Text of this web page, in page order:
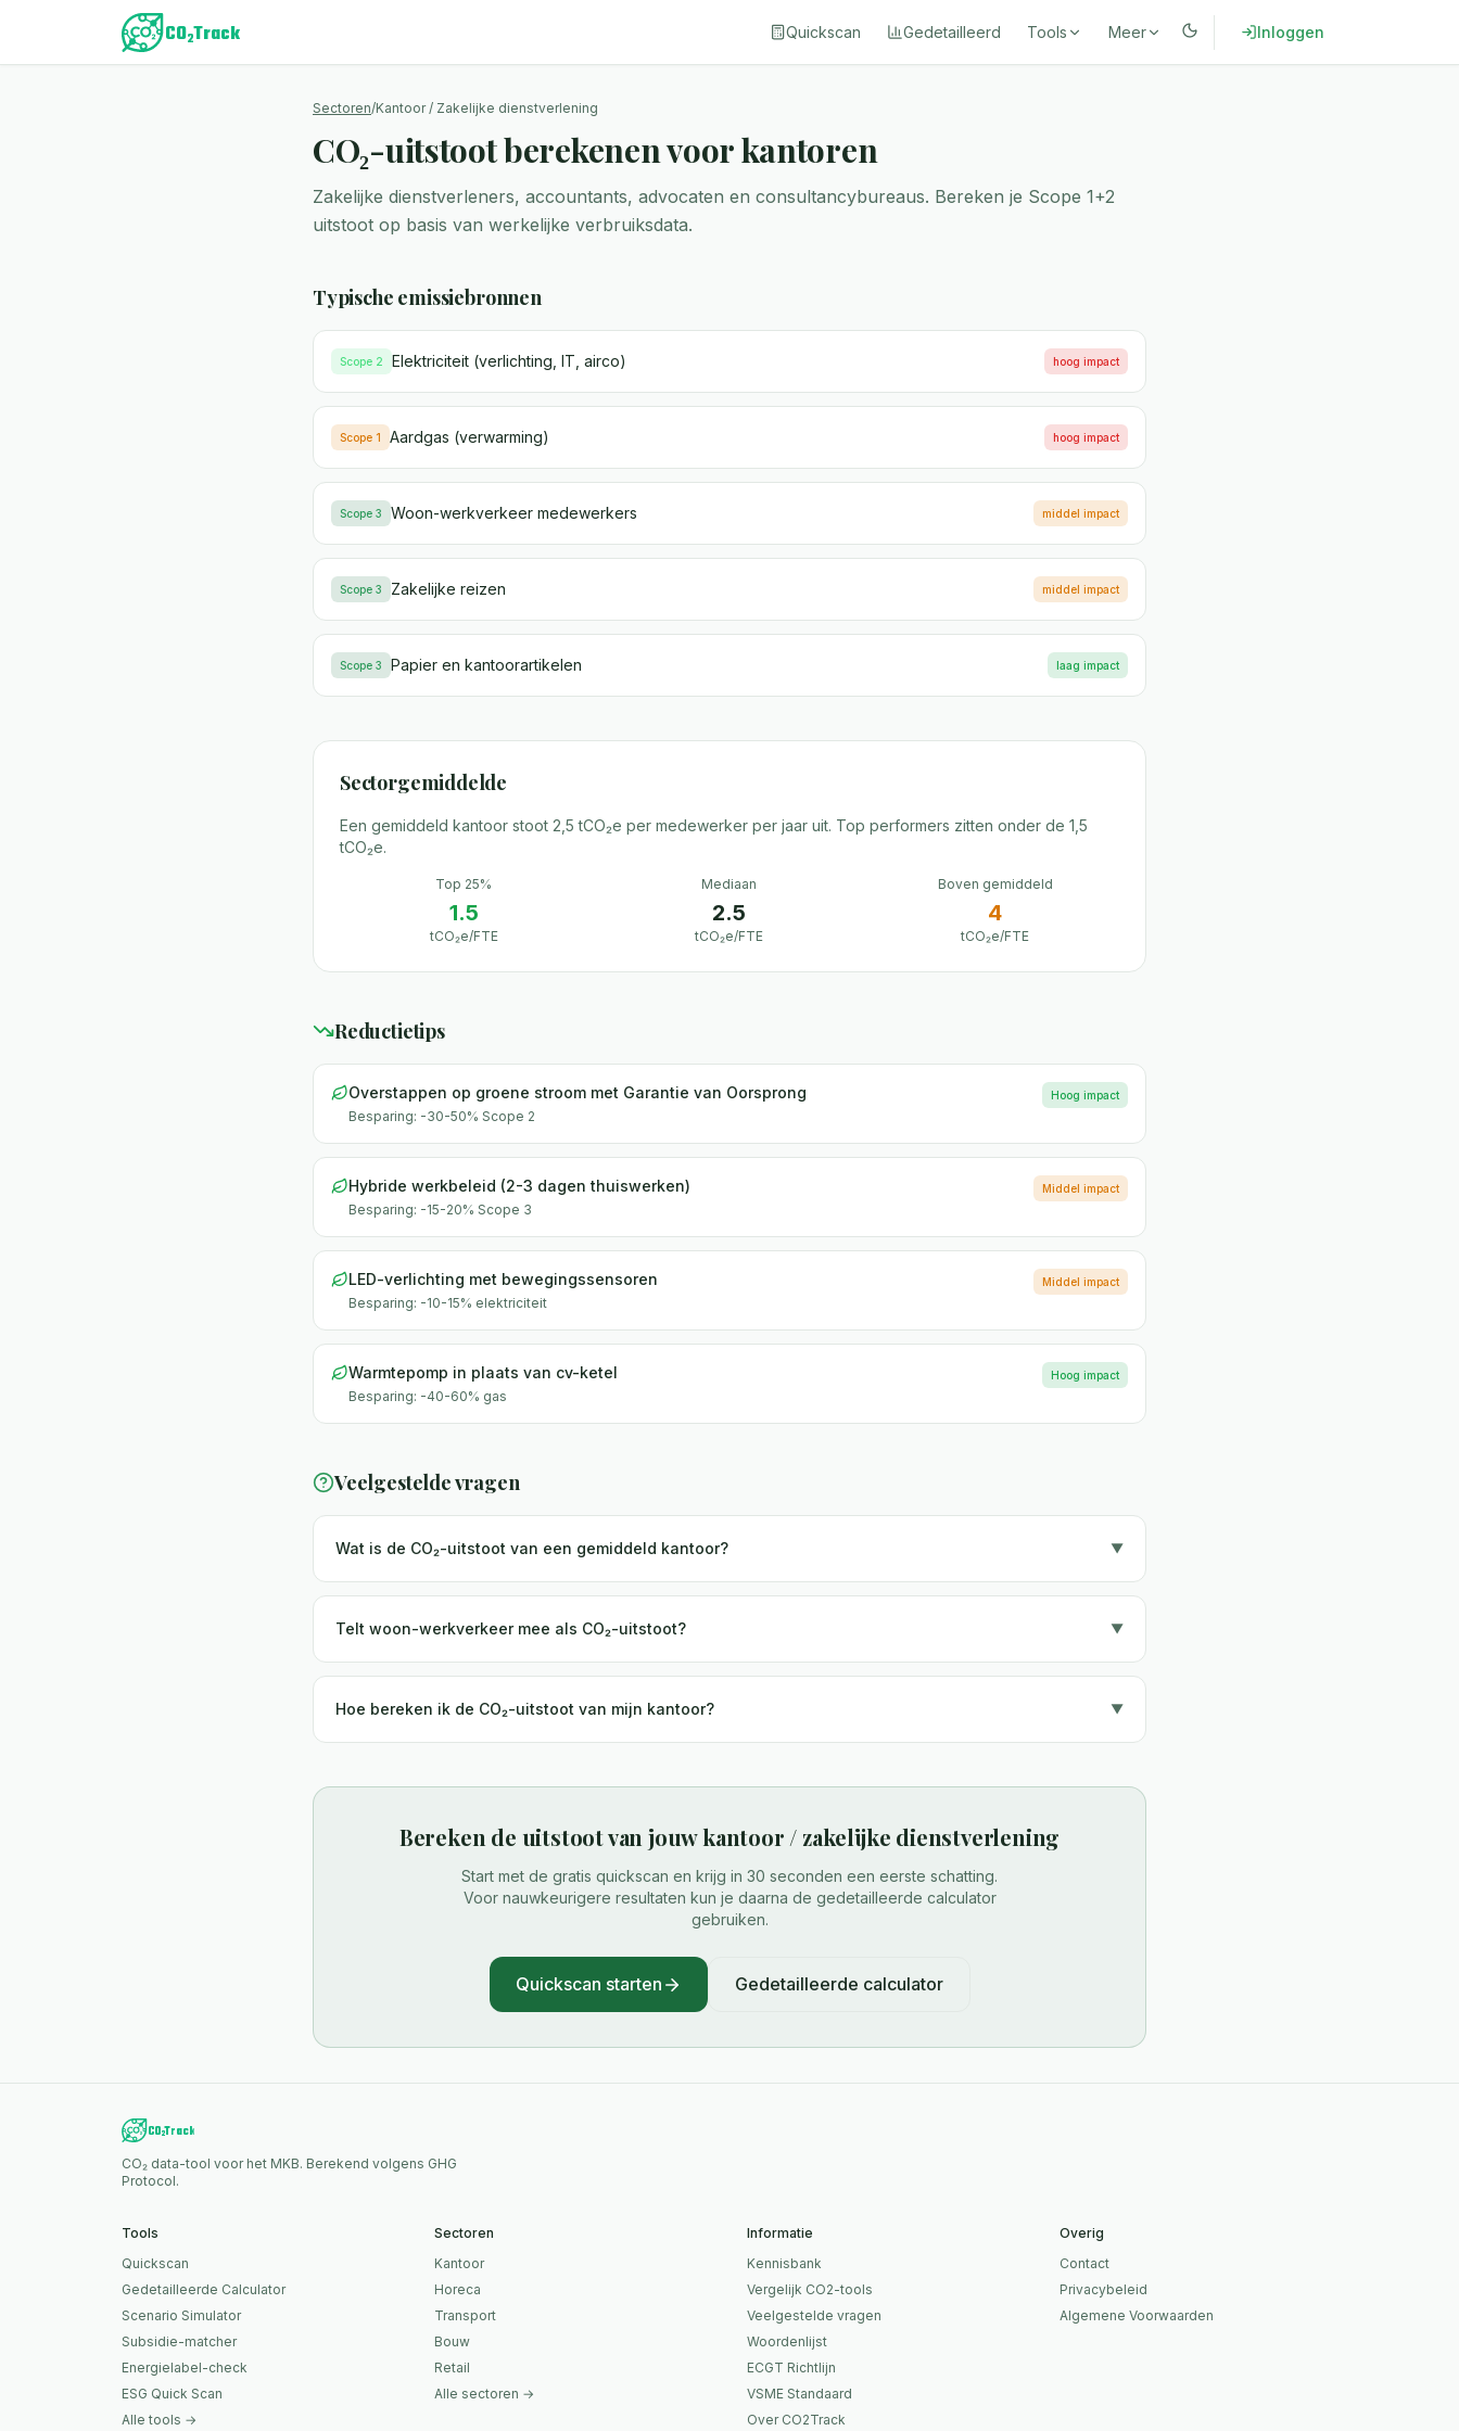
Quickscan Gedetailleerd Tools Meer Inloggen
Sectoren/Kantoor / Zakelijke dienstverlening
CO₂-uitstoot berekenen voor kantoren
Zakelijke dienstverleners, accountants, advocaten en consultancybureaus. Bereken je Scope 1+2
uitstoot op basis van werkelijke verbruiksdata.
Typische emissiebronnen
Scope 2 Elektriciteit (verlichting, IT, airco) hoog impact
Scope 1 Aardgas (verwarming) hoog impact
Scope 3 Woon-werkverkeer medewerkers middel impact
Scope 3 Zakelijke reizen middel impact
Scope 3 Papier en kantoorartikelen laag impact
Sectorgemiddelde
Een gemiddeld kantoor stoot 2,5 tCO₂e per medewerker per jaar uit. Top performers zitten onder de 1,5
tCO₂e.
Top 25%
1.5
tCO₂e/FTE
Mediaan
2.5
tCO₂e/FTE
Boven gemiddeld
4
tCO₂e/FTE
Reductietips
Overstappen op groene stroom met Garantie van Oorsprong
Besparing: -30-50% Scope 2
Hoog impact
Hybride werkbeleid (2-3 dagen thuiswerken)
Besparing: -15-20% Scope 3
Middel impact
LED-verlichting met bewegingssensoren
Besparing: -10-15% elektriciteit
Middel impact
Warmtepomp in plaats van cv-ketel
Besparing: -40-60% gas
Hoog impact
Veelgestelde vragen
Wat is de CO₂-uitstoot van een gemiddeld kantoor? ▼
Telt woon-werkverkeer mee als CO₂-uitstoot? ▼
Hoe bereken ik de CO₂-uitstoot van mijn kantoor? ▼
Bereken de uitstoot van jouwkantoor / zakelijke dienstverlening
Start met de gratis quickscan en krijg in 30 seconden een eerste schatting.
Voor nauwkeurigere resultaten kun je daarna de gedetailleerde calculator
gebruiken.
Quickscan starten Gedetailleerde calculator
CO₂ data-tool voor het MKB. Berekend volgens GHG
Protocol.
Tools
Quickscan
Gedetailleerde Calculator
Scenario Simulator
Subsidie-matcher
Energielabel-check
ESG Quick Scan
Alle tools →
Sectoren
Kantoor
Horeca
Transport
Bouw
Retail
Alle sectoren →
Informatie
Kennisbank
Vergelijk CO2-tools
Veelgestelde vragen
Woordenlijst
ECGT Richtlijn
VSME Standaard
Over CO2Track
Overig
Contact
Privacybeleid
Algemene Voorwaarden